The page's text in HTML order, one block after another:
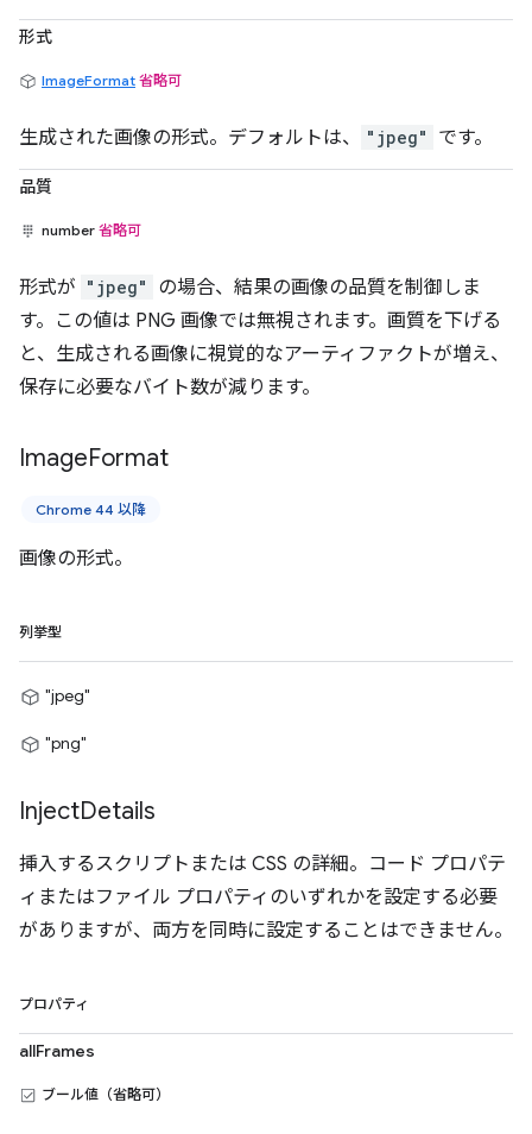
形式
ImageFormat 省略可
生成された画像の形式。デフォルトは、 "jpeg" です。
品質
number 省略可
形式が "jpeg"
の場合、結果の画像の品質を制御しま
す。この値は PNG 画像では無視されます。画質を下げる
と、生成される画像に視覚的なアーティファクトが増え、
保存に必要なバイト数が減ります。
ImageFormat
Chrome 44 以降
画像の形式。
列挙型
"jpeg"
"png"
InjectDetails
挿入するスクリプトまたは CSS の詳細。コード プロパテ
ィまたはファイル プロパティのいずれかを設定する必要
がありますが、両方を同時に設定することはできません。
プロパティ
allFrames
ブール値（省略可）